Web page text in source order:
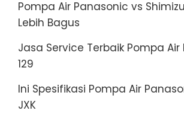
Pompa Air Panasonic vs
Lebih Bagus
Jasa Service Terbaik Pompa
129
Ini Spesifikasi Pompa Air
JXK